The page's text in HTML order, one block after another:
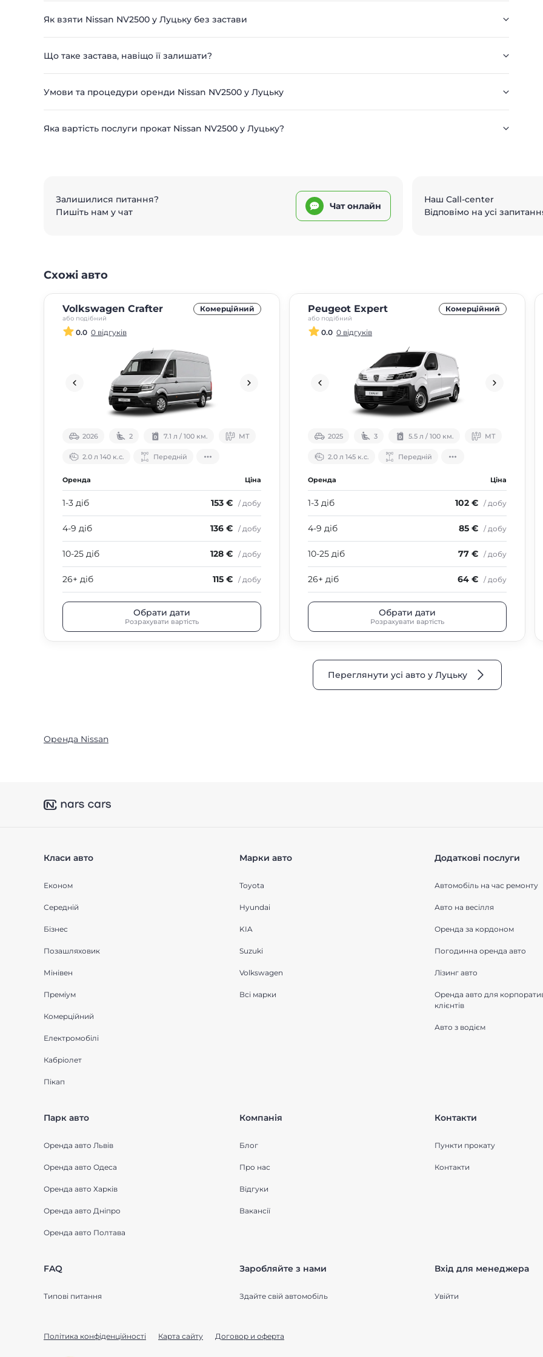
Як взяти Nissan NV2500 у Луцьку без застави
Що таке застава, навіщо її залишати?
Умови та процедури оренди Nissan NV2500 у Луцьку
Яка вартість послуги прокат Nissan NV2500 у Луцьку?
Залишилися питання?
Пишіть нам у чат
Чат онлайн
Наш Call-center
Відповімо на усі
Схожі авто
Volkswagen Crafter
або подібний
Комерційний
0.0 0 відгуків
2026 2 7.1 л / 100 км. МТ
2.0 л 140 к.с. Передній
Оренда Ціна
1-3 діб 153 € / добу
4-9 діб 136 € / добу
10-25 діб 128 € / добу
26+ діб 115 € / добу
Обрати дати
Розрахувати вартість
Peugeot Expert
або подібний
Комерційний
0.0 0 відгуків
2025 3 5.5 л / 100 км. МТ
2.0 л 145 к.с. Передній
Оренда Ціна
1-3 діб 102 € / добу
4-9 діб 85 € / добу
10-25 діб 77 € / добу
26+ діб 64 € / добу
Обрати дати
Розрахувати вартість
Переглянути усі авто у Луцьку
Оренда Nissan
Класи авто
Економ
Середнiй
Бізнес
Позашляховик
Мінівен
Преміум
Комерційний
Електромобілі
Кабріолет
Пікап
Марки авто
Toyota
Hyundai
KIA
Suzuki
Volkswagen
Всі марки
Додаткові послуги
Автомобіль на час ремонту
Авто на весілля
Оренда за кордоном
Погодинна оренда авто
Лізинг авто
Оренда авто для
клієнтів
Авто з водієм
Парк авто
Оренда авто Львів
Оренда авто Одеса
Оренда авто Харків
Оренда авто Дніпро
Оренда авто Полтава
Компанія
Блог
Про нас
Відгуки
Вакансії
Контакти
Пункти прокату
Контакти
FAQ
Типові питання
Заробляйте з нами
Здайте свій автомобіль
Вхід для менеджера
Увійти
Політика конфіденційності Карта сайту Договор и оферта